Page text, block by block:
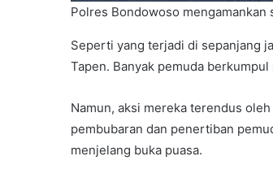
Polres Bondowoso mengamankan
Seperti yang terjadi di sepanjang
Tapen. Banyak pemuda
Namun, aksi mereka terendus
pembubaran dan penertiban
menjelang buka puasa.